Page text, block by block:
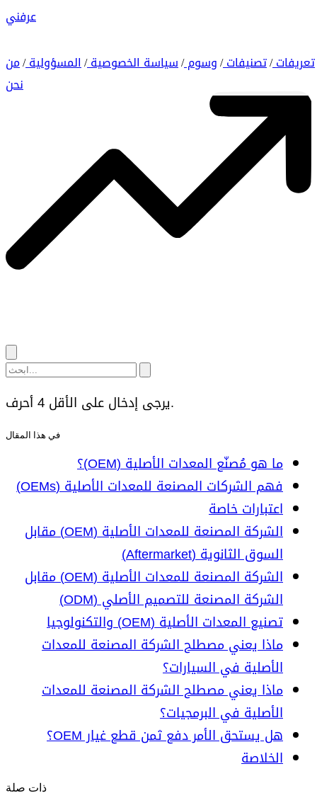
عرفني
تعريفات/ تصنيفات/ وسوم/ سياسة الخصوصية/ المسؤولية/ من
نحن
يرجى إدخال على الأقل 4 أحرف.
في هذا المقال
ما هو مُصنّع المعدات الأصلية (OEM)؟
فهم الشركات المصنعة للمعدات الأصلية (OEMs)
اعتبارات خاصة
الشركة المصنعة للمعدات الأصلية (OEM) مقابل
السوق الثانوية (Aftermarket)
الشركة المصنعة للمعدات الأصلية (OEM) مقابل
الشركة المصنعة للتصميم الأصلي (ODM)
تصنيع المعدات الأصلية (OEM) والتكنولوجيا
ماذا يعني مصطلح الشركة المصنعة للمعدات
الأصلية في السيارات؟
ماذا يعني مصطلح الشركة المصنعة للمعدات
الأصلية في البرمجيات؟
هل يستحق الأمر دفع ثمن قطع غيار OEM؟
الخلاصة
ذات صلة